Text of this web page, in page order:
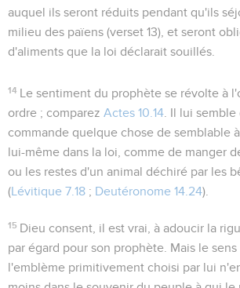
auquel ils seront réduits pendant qu'ils
milieu des païens (verset 13), et seront
d'aliments que la loi déclarait souillés.
14 Le sentiment du prophète se révolte à
ordre ; comparez Actes 10.14 . Il lui
commande quelque chose de semblable
lui-même dans la loi, comme de manger
ou les restes d'un animal déchiré par les
(Lévitique 7.18 ; Deutéronome 14.24).
15 Dieu consent, il est vrai, à adoucir la
par égard pour son prophète. Mais le
l'emblème primitivement choisi par lui